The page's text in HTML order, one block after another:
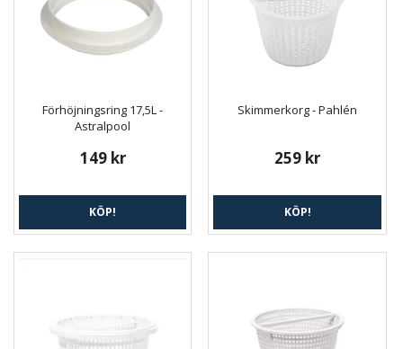
Förhöjningsring 17,5L -
Astralpool
149 kr
KÖP!
Skimmerkorg - Pahlén
259 kr
KÖP!